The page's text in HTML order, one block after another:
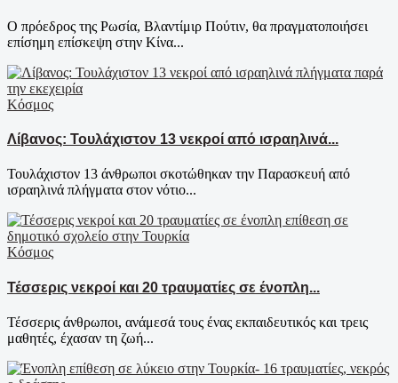
Ο πρόεδρος της Ρωσία, Βλαντίμιρ Πούτιν, θα πραγματοποιήσει
επίσημη επίσκεψη στην Κίνα...
Κόσμος
Λίβανος: Τουλάχιστον 13 νεκροί από ισραηλινά...
Τουλάχιστον 13 άνθρωποι σκοτώθηκαν την Παρασκευή από
ισραηλινά πλήγματα στον νότιο...
Κόσμος
Τέσσερις νεκροί και 20 τραυματίες σε ένοπλη...
Τέσσερις άνθρωποι, ανάμεσά τους ένας εκπαιδευτικός και τρεις
μαθητές, έχασαν τη ζωή...